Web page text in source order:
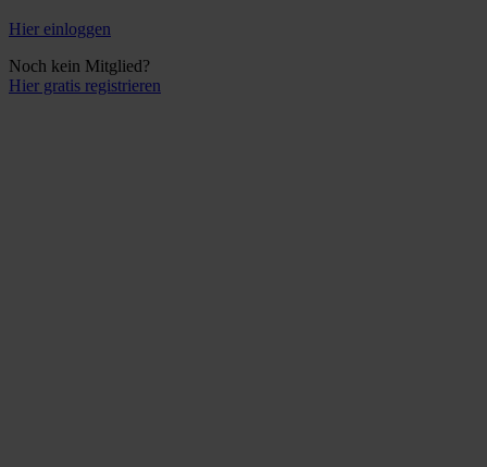
Hier einloggen
Noch kein Mitglied?
Hier gratis registrieren